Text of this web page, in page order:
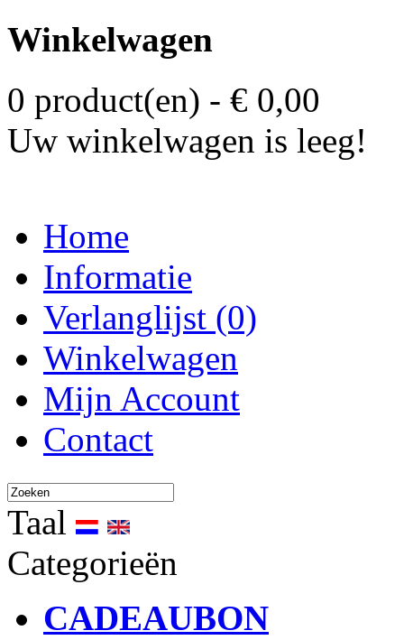
Winkelwagen
0 product(en) - € 0,00
Uw winkelwagen is leeg!
Home
Informatie
Verlanglijst (0)
Winkelwagen
Mijn Account
Contact
Taal
Categorieën
CADEAUBON